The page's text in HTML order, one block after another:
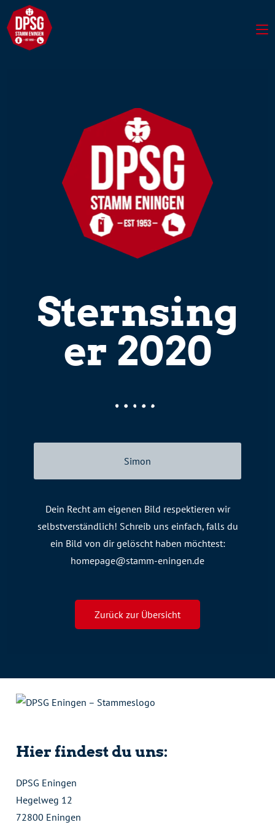
Sternsing
er 2020
Simon
Dein Recht am eigenen Bild respektieren wir
selbstverständlich! Schreib uns einfach, falls du
ein Bild von dir gelöscht haben möchtest:
homepage@stamm-eningen.de
Zurück zur Übersicht
Hier findest du uns:
DPSG Eningen
Hegelweg 12
72800 Eningen